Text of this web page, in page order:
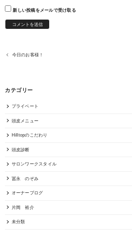
新しい投稿をメールで受け取る
今日のお客様！
カテゴリー
プライベート
頭皮メニュー
Hilltopのこだわり
頭皮診断
サロンワークスタイル
冨永 のぞみ
オーナーブログ
片岡 裕介
未分類